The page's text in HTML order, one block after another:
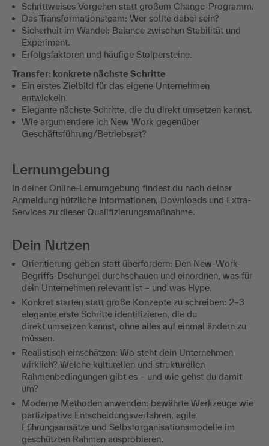
Schrittweises Vorgehen statt großem Change-Programm.
Das Transformationsteam: Wer sollte dabei sein?
Sicherheit im Wandel: Balance zwischen Stabilität und
Experiment.
Erfolgsfaktoren und häufige Stolpersteine.
Transfer: konkrete nächste Schritte
Ein erstes Zielbild für das eigene Unternehmen
entwickeln.
Elegante nächste Schritte, die du direkt umsetzen kannst.
Wie argumentiere ich New Work gegenüber
Geschäftsführung/Betriebsrat?
Lernumgebung
In deiner Online-Lernumgebung findest du nach deiner
Anmeldung nützliche Informationen, Downloads und Extra-
Services zu dieser Qualifizierungsmaßnahme.
Dein Nutzen
Orientierung geben statt überfordern: Den New-Work-
Begriffs-Dschungel durchschauen und einordnen, was für
dein Unternehmen relevant ist – und was Hype.
Konkret starten statt große Konzepte zu schreiben: 2–3
elegante erste Schritte identifizieren, die du
direkt umsetzen kannst, ohne alles auf einmal ändern zu
müssen.
Realistisch einschätzen: Wo steht dein Unternehmen
wirklich? Welche kulturellen und strukturellen
Rahmenbedingungen gibt es – und wie gehst du damit
um?
Moderne Methoden anwenden: bewährte Werkzeuge wie
partizipative Entscheidungsverfahren, agile
Führungsansätze und Selbstorganisationsmodelle im
geschützten Rahmen ausprobieren.